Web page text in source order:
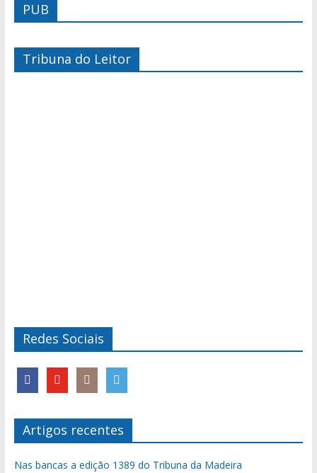
PUB
Tribuna do Leitor
Redes Sociais
Artigos recentes
Nas bancas a edição 1389 do Tribuna da Madeira